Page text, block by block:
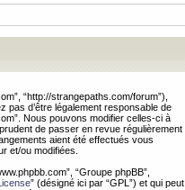
“http://strangepaths.com/forum”),
pas d’être légalement responsable de
Nous pouvons modifier celles-ci à
de passer en revue régulièrement
aient été effectués vous
et/ou modifiées.
“Groupe phpBB”,
” (désigné ici par “GPL”) et qui peut